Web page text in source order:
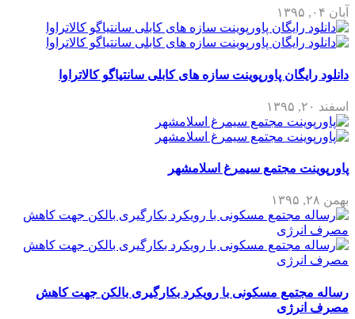
آبان ۰۴, ۱۳۹۵
دانلود رایگان پاورپوینت سازه های کابلی سانتیاگو کالاتراوا
اسفند ۲۰, ۱۳۹۵
پاورپوینت مجتمع سیمرغ اسلامشهر
بهمن ۲۸, ۱۳۹۵
رساله مجتمع مسکونی با رویکرد بکارگیری بالکن جهت کاهش
مصرف انرژی